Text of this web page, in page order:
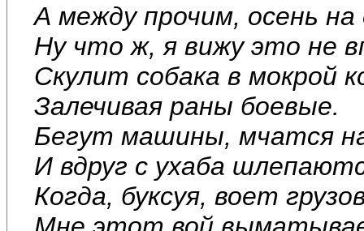
А между прочим, осень на
Ну что ж, я вижу это не
Скулит собака в мокрой
Залечивая раны боевые.
Бегут машины, мчатся
И вдруг с ухаба
Когда, буксуя, воет